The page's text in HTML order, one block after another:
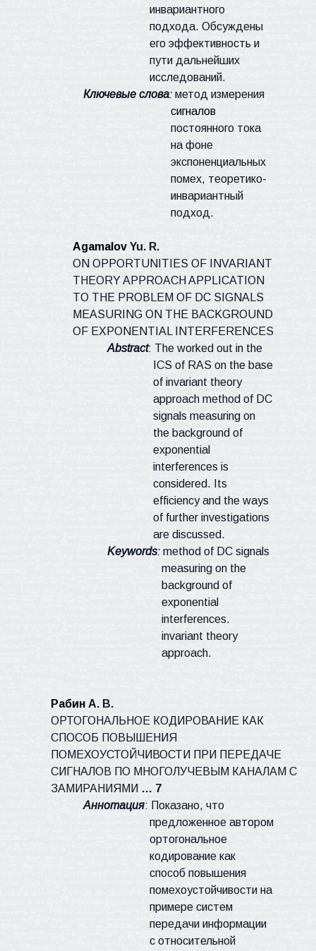
инвариантного
подхода. Обсуждены
его эффективность и
пути дальнейших
исследований.
Ключевые слова:метод измерения
сигналов
постоянного тока
на фоне
экспоненциальных
помех, теоретико-
инвариантный
подход.
AgamalovYu. R.
ON OPPORTUNITIES OF INVARIANT
THEORY APPROACH APPLICATION
TO THE PROBLEM OF DC SIGNALS
MEASURING ON THE BACKGROUND
OF EXPONENTIAL INTERFERENCES
Abstract: The worked out in the
ICS of RAS on the base
of invariant theory
approach method of DC
signals measuring on
the background of
exponential
interferences is
considered. Its
efficiency and the ways
of further investigations
are discussed.
Keywords:method of DC signals
measuring on the
background of
exponential
interferences.
invariant theory
approach.
Рабин А. В.
ОРТОГОНАЛЬНОЕ КОДИРОВАНИЕ КАК
СПОСОБ ПОВЫШЕНИЯ
ПОМЕХОУСТОЙЧИВОСТИ ПРИ ПЕРЕДАЧЕ
СИГНАЛОВ ПО МНОГОЛУЧЕВЫМ КАНАЛАМ С
ЗАМИРАНИЯМИ … 7
Аннотация: Показано, что
предложенное автором
ортогональное
кодирование как
способ повышения
помехоустойчивости на
примере систем
передачи информации
с относительной